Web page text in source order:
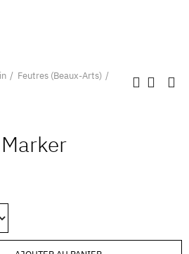
Feutres (Beaux-Arts)